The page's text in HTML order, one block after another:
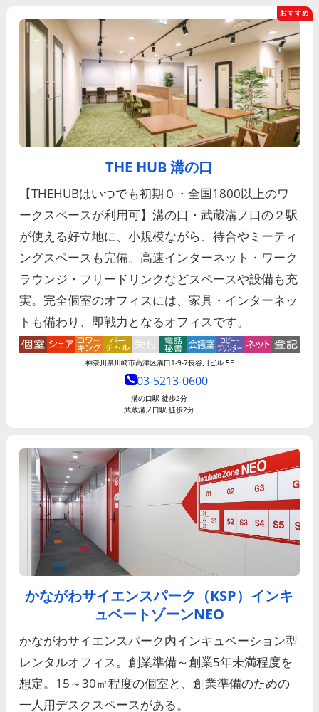
THE HUB 溝の口
【THEHUBはいつでも初期０・全国1800以上のワ
ークスペースが利用可】溝の口・武蔵溝ノ口の２駅
が使える好立地に、小規模ながら、待合やミーティ
ングスペースも完備。高速インターネット・ワーク
ラウンジ・フリードリンクなどスペースや設備も充
実。完全個室のオフィスには、家具・インターネッ
トも備わり、即戦力となるオフィスです。
神奈川県川崎市高津区溝口1-9-7長谷川ビル 5F
03-5213-0600
溝の口駅 徒歩2分
武蔵溝ノ口駅 徒歩2分
かながわサイエンスパーク（KSP）インキ
ュベートゾーンNEO
かながわサイエンスパーク内インキュベーション型
レンタルオフィス。創業準備～創業5年未満程度を
想定。15～30㎡程度の個室と、創業準備のための
一人用デスクスペースがある。